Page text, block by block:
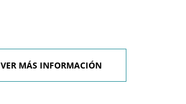
VER MÁS INFORMACIÓN